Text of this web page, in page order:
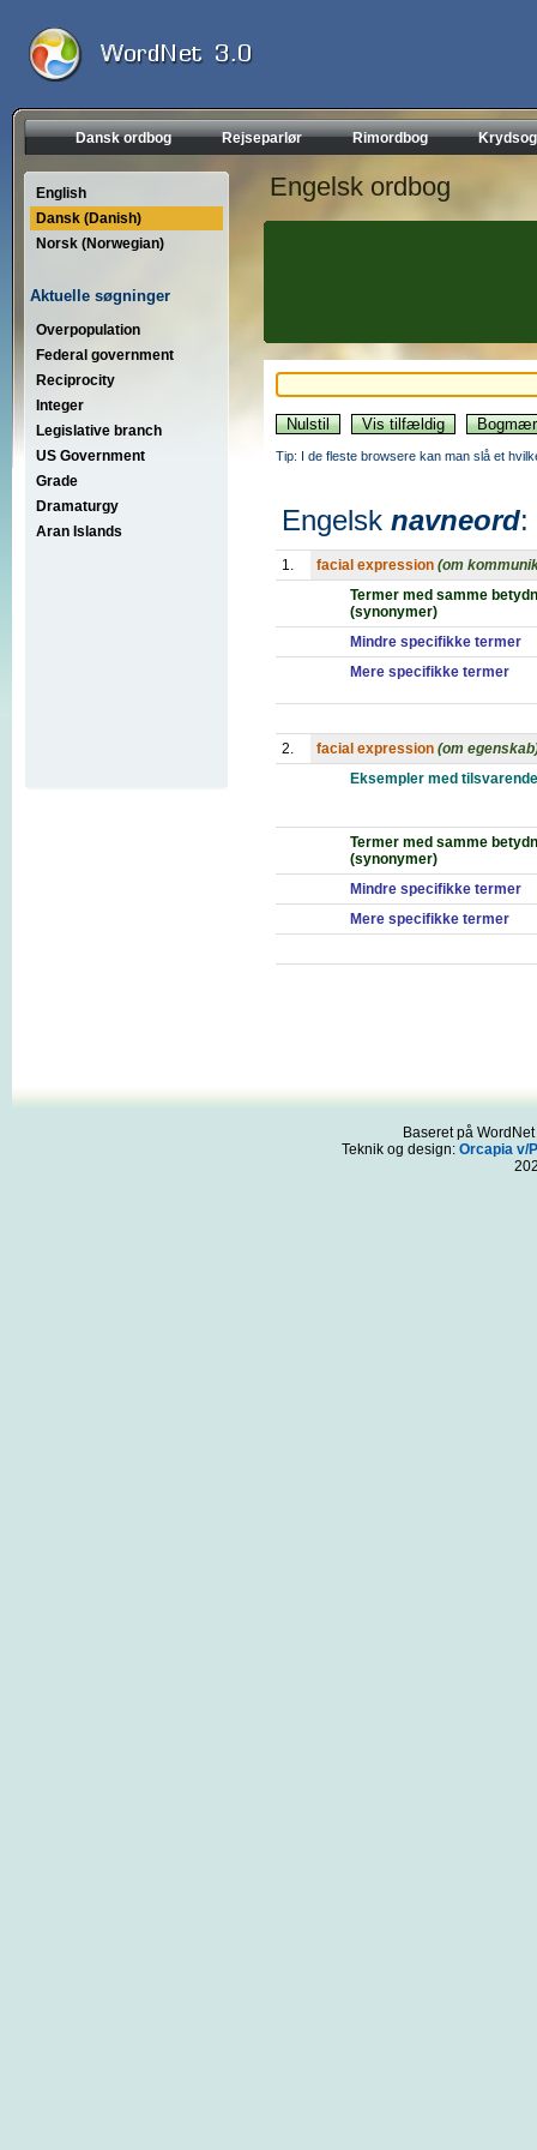
Dansk ordbog Rejseparlør Rimordbog
English
Dansk (Danish)
Norsk (Norwegian)
Aktuelle søgninger
Overpopulation
Federal government
Reciprocity
Integer
Legislative branch
US Government
Grade
Dramaturgy
Aran Islands
Engelsk ordbog
Tip: I de fleste browsere kan man slå et
Engelsk navneord:
1. facial expression (om
Termer med samme
(synonymer)
Mindre specifikke termer
Mere specifikke termer
2. facial expression (om
Eksempler med
Termer med samme
(synonymer)
Mindre specifikke termer
Mere specifikke termer
Baseret på
Teknik og design: Orcapia v/